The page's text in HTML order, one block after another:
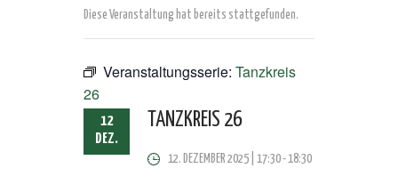
Diese Veranstaltung hat bereits stattgefunden.
Veranstaltungsserie: Tanzkreis
26
12
DEZ.
TANZKREIS 26
12. DEZEMBER 2025 | 17:30-18:30